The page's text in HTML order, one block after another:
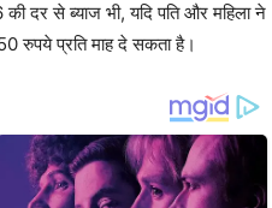
दर से ब्याज भी, यदि पति और महिला ने
रुपये प्रति माह दे सकता है।